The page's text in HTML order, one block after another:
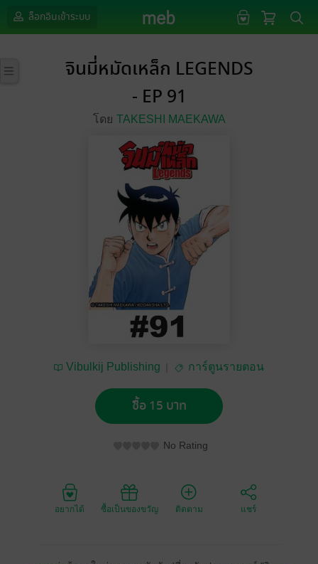
ล็อกอินเข้าระบบ
จินมี่หมัดเหล็ก LEGENDS
- EP 91
โดย TAKESHI MAEKAWA
Vibulkij Publishing การ์ตูนรายตอน
ซื้อ 15 บาท
No Rating
อยากได้ ซื้อเป็นของขวัญ ติดตาม แชร์